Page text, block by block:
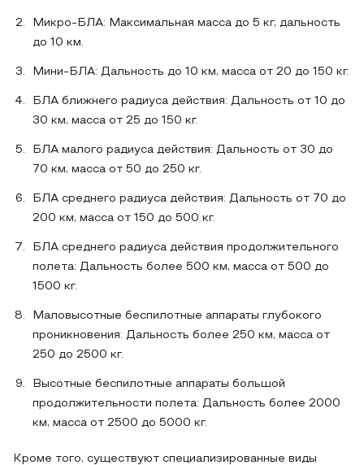
Микро-БЛА: Максимальная масса до 5 кг, дальность
до 10 км.
Мини-БЛА: Дальность до 10 км, масса от 20 до 150 кг.
БЛА ближнего радиуса действия: Дальность от 10 до
30 км, масса от 25 до 150 кг.
БЛА малого радиуса действия: Дальность от 30 до
70 км, масса от 50 до 250 кг.
БЛА среднего радиуса действия: Дальность от 70 до
200 км, масса от 150 до 500 кг.
БЛА среднего радиуса действия продолжительного
полета: Дальность более 500 км, масса от 500 до
1500 кг.
Маловысотные беспилотные аппараты глубокого
проникновения: Дальность более 250 км, масса от
250 до 2500 кг.
Высотные беспилотные аппараты большой
продолжительности полета: Дальность более 2000
км, масса от 2500 до 5000 кг.
Кроме того, существуют специализированные виды